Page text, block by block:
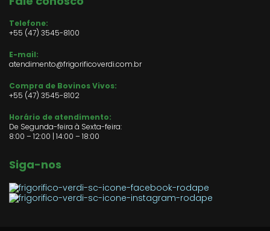
Telefone:
+55 (47) 3545-8100
E-mail:
atendimento@frigorificoverdi.com.br
Compra de Bovinos Vivos:
+55 (47) 3545-8102
Horário de atendimento:
De Segunda-feira à Sexta-feira:
8:00 – 12:00 | 14:00 – 18:00
Siga-nos